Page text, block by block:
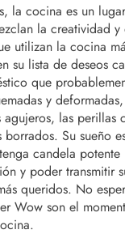
la cocina es un
la creatividad y
utilizan la cocina
su lista de deseos
que
y
las perillas
borrados. Su sueño
candela
y poder transmitir
queridos. No
Wow son el